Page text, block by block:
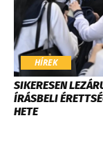
HÍREK
SIKERESEN
ÍRÁSBELI
HETE